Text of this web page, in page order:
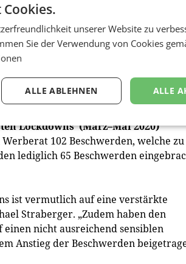
in zwölf Fällen nicht tätig werden.
da es sich hierbei um Cross
erforderlichen Unterlagen und
Nachfragen nicht erbracht
Lockdowns (März–Mai 2020)
102 Beschwerden, welche zu
lediglich 65 Beschwerden
ist vermutlich auf eine verstärkte
Straberger. „Zudem haben den
nicht ausreichend sensiblen
Anstieg der Beschwerden
unserer Website zu
Sie der Verwendung von Cookies
ALLE
ALLE ABLEHNEN